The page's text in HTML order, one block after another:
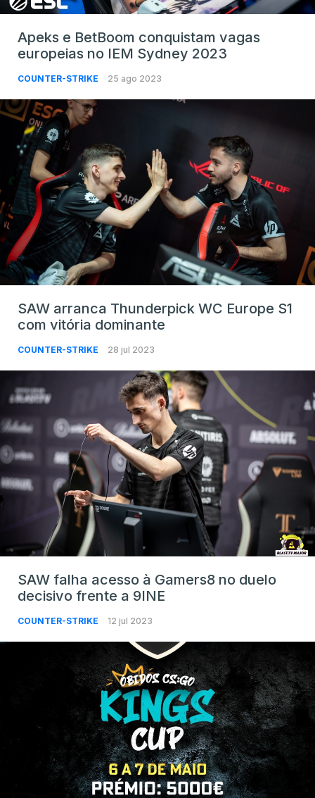
Apeks e BetBoom conquistam vagas
europeias no IEM Sydney 2023
COUNTER-STRIKE 25 ago 2023
SAW arranca Thunderpick WC Europe S1
com vitória dominante
COUNTER-STRIKE 28 jul 2023
SAW falha acesso à Gamers8 no duelo
decisivo frente a 9INE
COUNTER-STRIKE 12 jul 2023